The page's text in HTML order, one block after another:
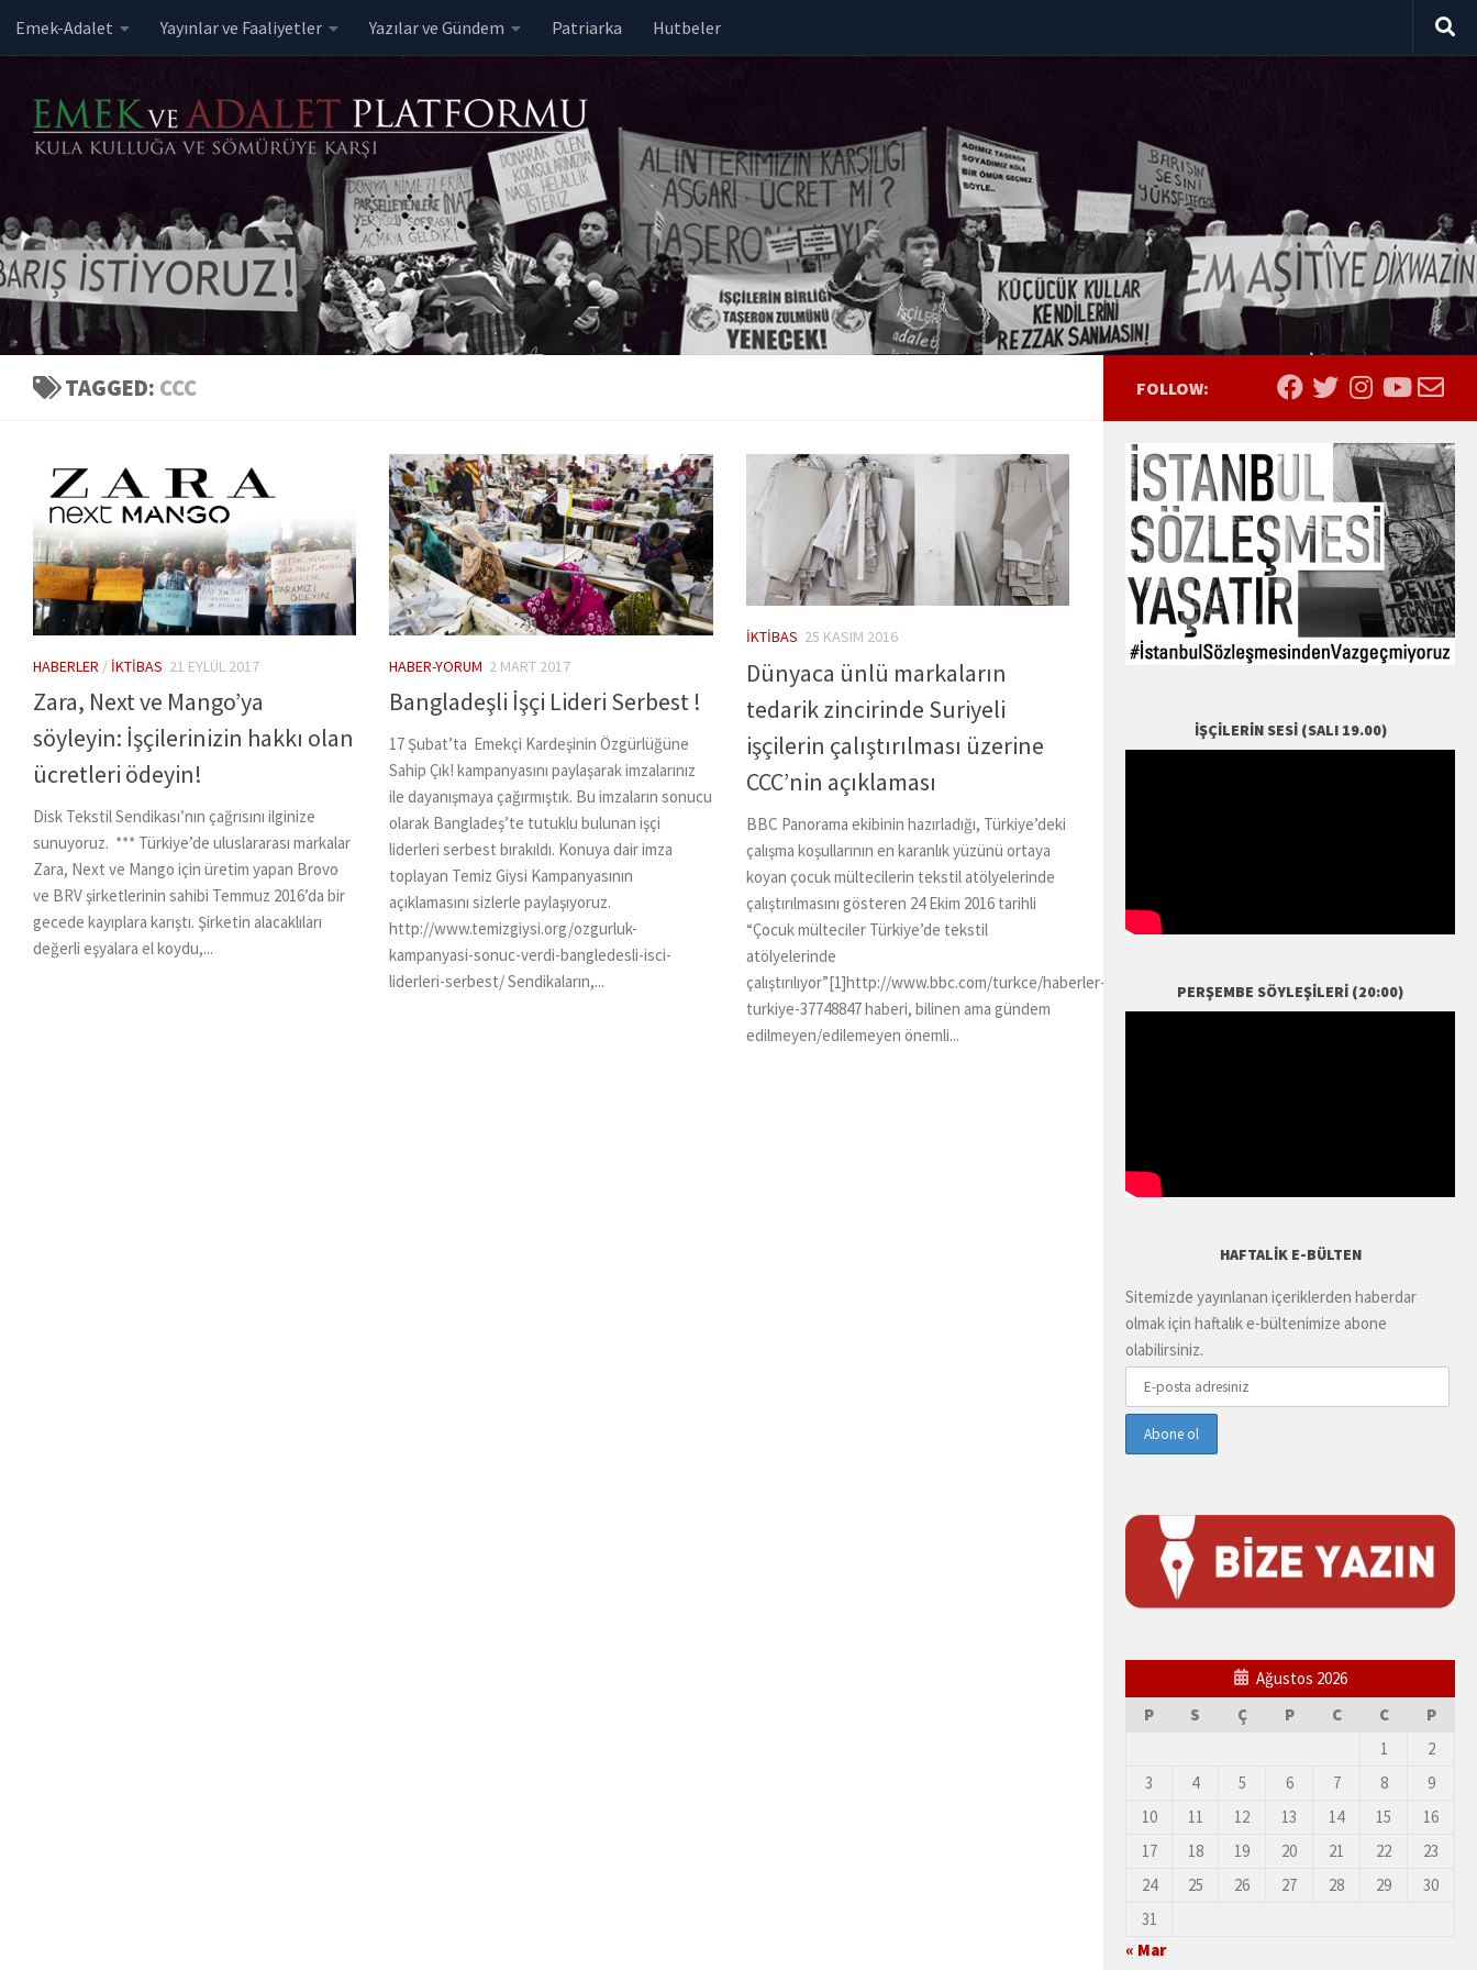
Skip to content
Emek-Adalet Yayınlar ve Faaliyetler Yazılar ve Gündem Patriarka Hutbeler
TAGGED: CCC
HABERLER / İKTIBAS 21 EYLÜL 2017
Zara, Next ve Mango’ya
söyleyin: İşçilerinizin hakkı olan
ücretleri ödeyin!
Disk Tekstil Sendikası’nın çağrısını ilginize
sunuyoruz. *** Türkiye’de uluslararası markalar
Zara, Next ve Mango için üretim yapan Brovo
ve BRV şirketlerinin sahibi Temmuz 2016’da bir
gecede kayıplara karıştı. Şirketin alacaklıları
değerli eşyalara el koydu,...
HABER-YORUM 2 MART 2017
Bangladeşli İşçi Lideri Serbest !
17 Şubat’ta Emekçi Kardeşinin Özgürlüğüne
Sahip Çık! kampanyasını paylaşarak imzalarınız
ile dayanışmaya çağırmıştık. Bu imzaların sonucu
olarak Bangladeş’te tutuklu bulunan işçi
liderleri serbest bırakıldı. Konuya dair imza
toplayan Temiz Giysi Kampanyasının
açıklamasını sizlerle paylaşıyoruz.
http://www.temizgiysi.org/ozgurluk-
kampanyasi-sonuc-verdi-bangledesli-isci-
liderleri-serbest/ Sendikaların,...
İKTIBAS 25 KASIM 2016
Dünyaca ünlü markaların
tedarik zincirinde Suriyeli
işçilerin çalıştırılması üzerine
CCC’nin açıklaması
BBC Panorama ekibinin hazırladığı, Türkiye’deki
çalışma koşullarının en karanlık yüzünü ortaya
koyan çocuk mültecilerin tekstil atölyelerinde
çalıştırılmasını gösteren 24 Ekim 2016 tarihli
“Çocuk mülteciler Türkiye’de tekstil
atölyelerinde
çalıştırılıyor”[1]http://www.bbc.com/turkce/haberler-
turkiye-37748847 haberi, bilinen ama gündem
edilmeyen/edilemeyen önemli...
FOLLOW:
İŞÇILERIN SESI (SALI 19.00)
PERŞEMBE SÖYLEŞILERI (20:00)
HAFTALIK E-BÜLTEN
Sitemizde yayınlanan içeriklerden haberdar
olmak için haftalık e-bültenimize abone
olabilirsiniz.
Ağustos 2026
P
S Ç P C C
P
1
2
3
4 5 6 7 8
9
10
11 12 13 14 15
16
17
18 19 20 21 22
23
24
25 26 27 28 29
30
31
« Mar